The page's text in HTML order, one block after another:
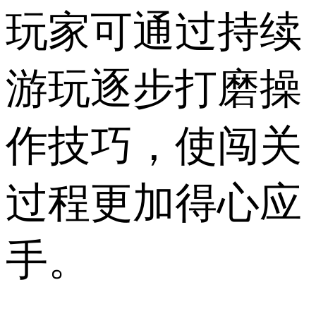
玩家可通过持续
游玩逐步打磨操
作技巧，使闯关
过程更加得心应
手。